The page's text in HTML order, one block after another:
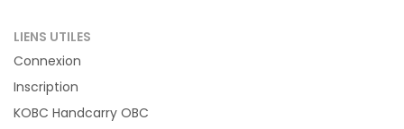
LIENS UTILES
Connexion
Inscription
KOBC Handcarry OBC